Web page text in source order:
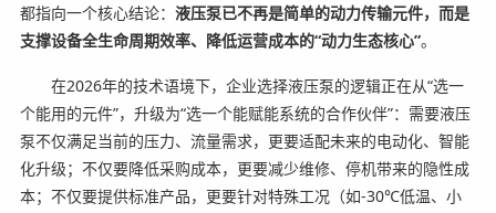
都指向一个核心结论： 液压泵已不再是简单的动力传输元件，而是
支撑设备全生命周期效率、降低运营成本的“动力生态核心”。
在2026年的技术语境下，企业选择液压泵的逻辑正在从“选一
个能用的元件”，升级为“选一个能赋能系统的合作伙伴”：需要液压
泵不仅满足当前的压力、流量需求，更要适配未来的电动化、智能
化升级；不仅要降低采购成本，更要减少维修、停机带来的隐性成
本；不仅要提供标准产品，更要针对特殊工况（如-30℃低温、小